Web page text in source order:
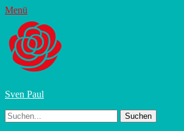
Menü
Sven Paul
Suchen
nach: